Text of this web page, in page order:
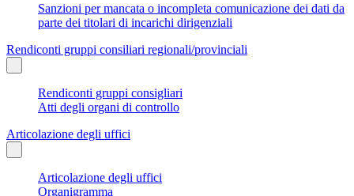
Sanzioni per mancata o incompleta comunicazione dei dati da
parte dei titolari di incarichi dirigenziali
Rendiconti gruppi consiliari regionali/provinciali
Rendiconti gruppi consigliari
Atti degli organi di controllo
Articolazione degli uffici
Articolazione degli uffici
Organigramma